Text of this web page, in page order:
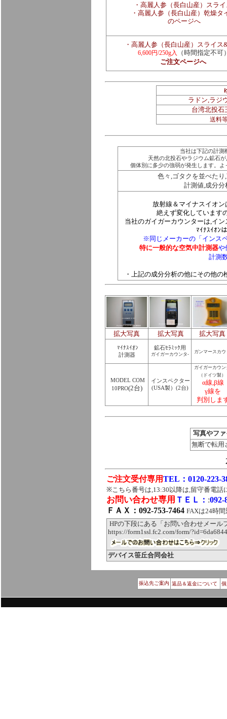
・高麗人参（長白山産） スラ
・ 高麗人参 （長白山産） 乾燥タ
のページへ
・高麗人参（長白山産） スライス
6,600円/250g 入
（時間指定不可
ご注文ページへ
ラドン,ラジ
台湾北投石
送料
当社は下記の計測
天然の北投石やラジウム鉱石
個体別に多少の強弱が発生します。
色々,ゴタクを並べた
計測値,成分
放射線＆マイナスイオ
絶えず変化しています
当社のガイガーカウンターは,イン
ﾏｲﾅｽｲｵﾝ
※同じメーカーの「インス
特に一般的な空気中計測器や
計測
・上記の成分分析の他にその他
拡大写真 拡大写真 拡大写真
ﾏｲﾅｽｲｵﾝ
計測器
鉱石ｾﾗﾐｯｸ用
ガイガーカウンタ- ガンマースカウ
MODEL COM
10PRO(2台)
インスペクター
(USA製）(2台)
ガイガーカウン
（ドイツ製）
α線,β線
γ線を
判別しま
写真やフ
無断で転用
ご注文受付専用TEL：0120-223-
※こちら番号は,13:30以降は,留守番電話
お問い合わせ専用 ＴＥＬ： :092-
ＦＡＸ：092-753-7464 FAXは24時
HPの下段にある「お問い合わせメール
https://form1ssl.fc2.com/form/
デバイス笹丘合同会社
振込先ご案内 返品＆返金について